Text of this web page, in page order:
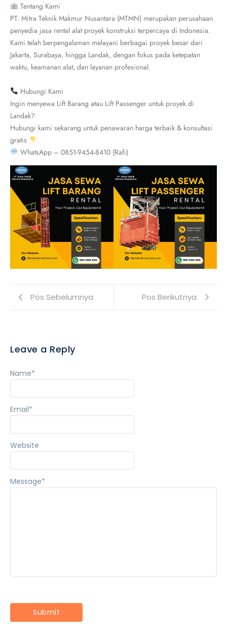
Tentang Kami
PT. Mitra Teknik Makmur Nusantara (MTMN) merupakan perusahaan
penyedia jasa rental alat proyek konstruksi terpercaya di Indonesia.
Kami telah berpengalaman melayani berbagai proyek besar dari
Jakarta, Surabaya, hingga Landak, dengan fokus pada ketepatan
waktu, keamanan alat, dan layanan profesional.
Hubungi Kami
Ingin menyewa Lift Barang atau Lift Passenger untuk proyek di
Landak?
Hubungi kami sekarang untuk penawaran harga terbaik & konsultasi
gratis
WhatsApp – 0851-9454-8410 (Rafi)
Pos Sebelumnya Pos Berikutnya
Leave a Reply
Message*
Name*
Email*
Website